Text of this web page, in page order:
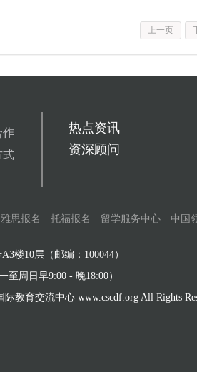
上一页
作
式
热点资讯
资深顾问
雅思报名 托福报名 留学服务中心 中国
楼10层（邮编：100044）
至周日早9:00 - 晚18:00）
际教育交流中心 www.cscdf.org All Rights